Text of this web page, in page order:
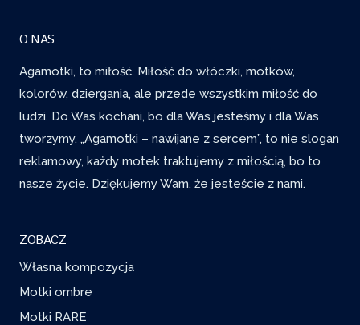
O NAS
Agamotki, to miłość. Miłość do włóczki, motków,
kolorów, dziergania, ale przede wszystkim miłość do
ludzi. Do Was kochani, bo dla Was jesteśmy i dla Was
tworzymy. „Agamotki – nawijane z sercem”, to nie slogan
reklamowy, każdy motek traktujemy z miłością, bo to
nasze życie. Dziękujemy Wam, że jesteście z nami.
ZOBACZ
Własna kompozycja
Motki ombre
Motki RARE